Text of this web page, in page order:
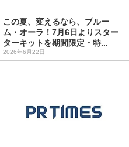
この夏、変えるなら、プルー
ム・オーラ！7月6日よりスター
ターキットを期間限定・特...
2026年6月22日